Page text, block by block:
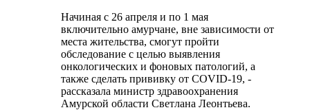
Начиная с 26 апреля и по 1 мая
включительно амурчане, вне зависимости от
места жительства, смогут пройти
обследование с целью выявления
онкологических и фоновых патологий, а
также сделать прививку от COVID-19, -
рассказала министр здравоохранения
Амурской области Светлана Леонтьева.